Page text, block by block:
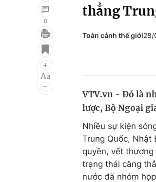
Điện ảnh
Âm nhạc
0
thẳng
Toàn cảnh thế giới28/
VTV.vn - Đó là
lược, Bộ Ngoại
Nhiều sự kiện
Trung Quốc, Nhật
quyền, vết
trạng thái căng
nước đã nhóm